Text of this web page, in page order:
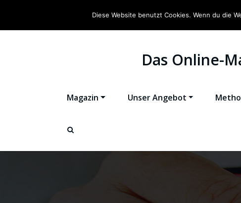
Das Online-
Magazin Unser Angebot
Diese Website benutzt Cookies. Wenn du die